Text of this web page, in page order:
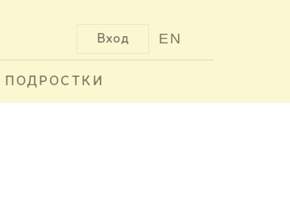
EN
Вход
ПОДРОСТКИ